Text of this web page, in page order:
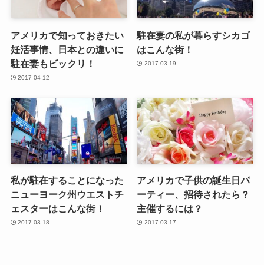
アメリカで知っておきたい
妊活事情、日本との違いに
駐在妻もビックリ！
2017-04-12
駐在妻の私が暮らすシカゴ
はこんな街！
2017-03-19
私が駐在することになった
ニューヨーク州ウエストチ
ェスターはこんな街！
2017-03-18
アメリカで子供の誕生日パ
ーティー、招待されたら？
主催するには？
2017-03-17